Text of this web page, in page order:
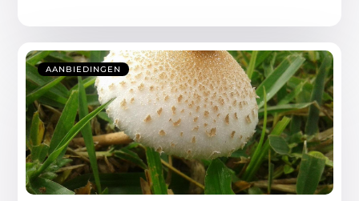
AANBIEDINGEN